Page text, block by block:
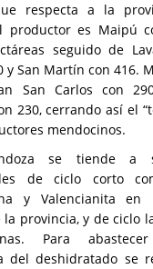
respecta a la
productor es Maipú
seguido de
y San Martín con 416.
San Carlos con
230, cerrando así el
mendocinos.
se tiende a
de ciclo corto
y Valencianita en
la provincia, y de ciclo
Para
del deshidratado se